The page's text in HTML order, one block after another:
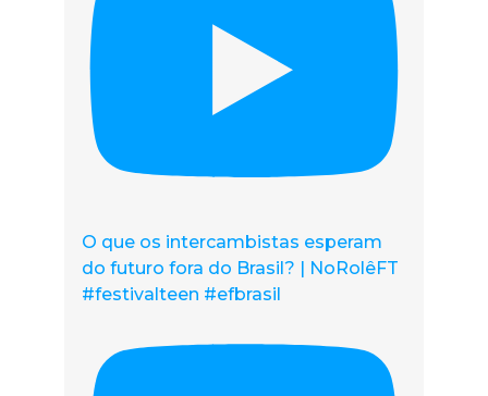
O que os intercambistas esperam
do futuro fora do Brasil? | NoRolêFT
#festivalteen #efbrasil